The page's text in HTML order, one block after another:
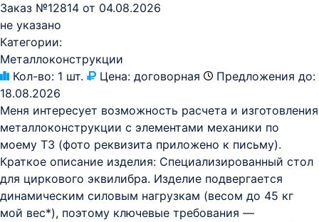
Заказ №12814 от 04.08.2026
не указано
Категории:
Металлоконструкции
Кол-во: 1 шт. Цена: договорная
Предложения до:
18.08.2026
Меня интересует возможность расчета и изготовления
металлоконструкции с элементами механики по
моему ТЗ (фото реквизита приложено к письму).
Краткое описание изделия: Специализированный стол
для циркового эквилибра. Изделие подвергается
динамическим силовым нагрузкам (весом до 45 кг
мой вес*), поэтому ключевые требования —